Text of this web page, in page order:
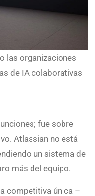
las organizaciones
de IA colaborativas
fue sobre
Atlassian no está
un sistema de
más del equipo.
competitiva única –